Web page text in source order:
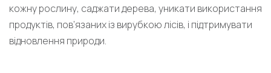
кожну рослину, саджати дерева, уникати використання
продуктів, пов’язаних із вирубкою лісів, і підтримувати
відновлення природи.